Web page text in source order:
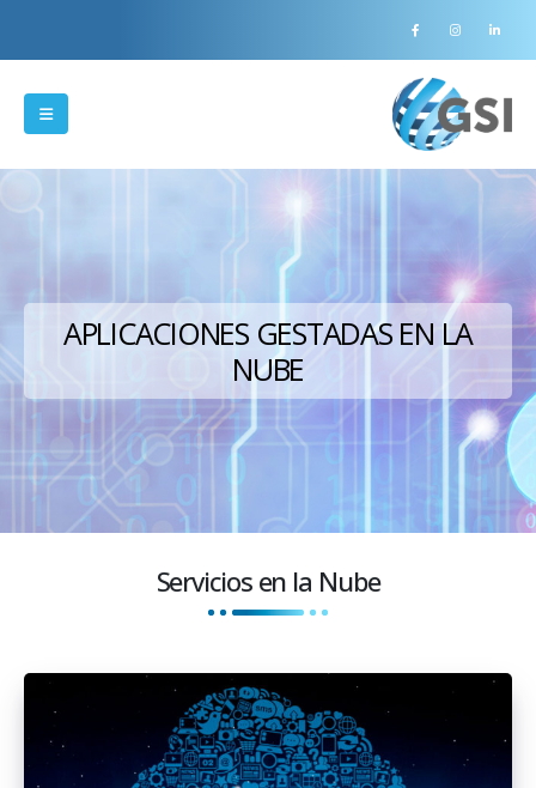
APLICACIONES GESTADAS EN LA
NUBE
Servicios en la Nube